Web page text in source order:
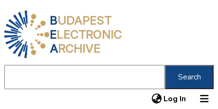
BUDAPEST
ELECTRONIC
ARCHIVE
Search
Log In (current)